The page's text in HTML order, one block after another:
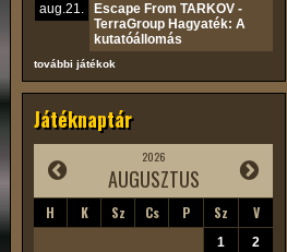
aug.21.
Escape From TARKOV -
TerraGroup Hagyaték: A
kutatóállomás
további játékok
Játéknaptár
2026
AUGUSZTUS
H K Sz Cs P Sz V
1
2